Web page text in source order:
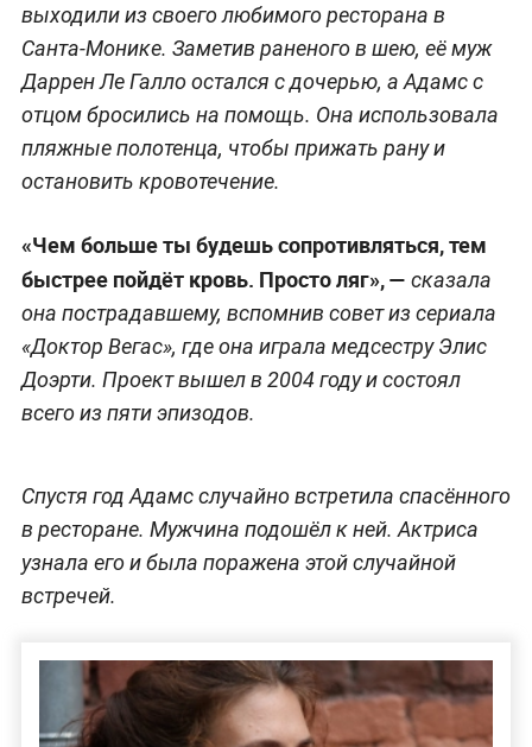
выходили из своего любимого ресторана в
Санта-Монике. Заметив раненого в шею, её муж
Даррен Ле Галло остался с дочерью, а Адамс с
отцом бросились на помощь. Она использовала
пляжные полотенца, чтобы прижать рану и
остановить кровотечение.
«Чем больше ты будешь сопротивляться, тем
быстрее пойдёт кровь. Просто ляг», — сказала
она пострадавшему, вспомнив совет из сериала
«Доктор Вегас», где она играла медсестру Элис
Доэрти. Проект вышел в 2004 году и состоял
всего из пяти эпизодов.
Спустя год Адамс случайно встретила спасённого
в ресторане. Мужчина подошёл к ней. Актриса
узнала его и была поражена этой случайной
встречей.